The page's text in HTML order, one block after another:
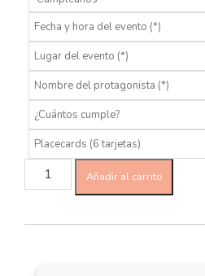
Añadir al carrito